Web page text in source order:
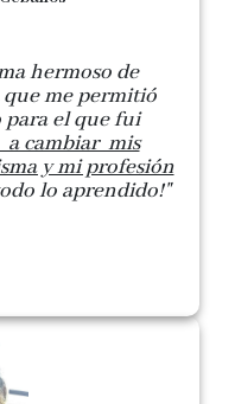
hermoso de
me permitió
el que fui
a cambiar mis
y mi profesión
lo aprendido!"